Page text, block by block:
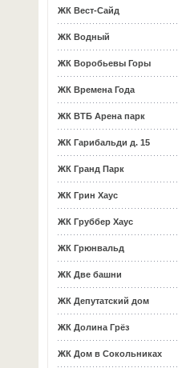
ЖК Вест-Сайд
ЖК Водный
ЖК Воробьевы Горы
ЖК Времена Года
ЖК ВТБ Арена парк
ЖК Гарибальди д. 15
ЖК Гранд Парк
ЖК Грин Хаус
ЖК Груббер Хаус
ЖК Грюнвальд
ЖК Две башни
ЖК Депутатский дом
ЖК Долина Грёз
ЖК Дом в Сокольниках